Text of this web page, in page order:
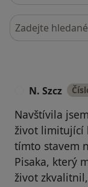
Hledejte v
N. Szcz
Navštívila
život limitující
tímto stavem
Pisaka, který
život